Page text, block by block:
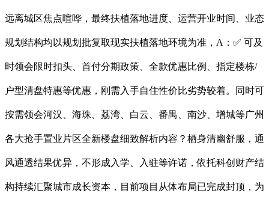
远离城区焦点喧哗，最终扶植落地进度、运营开业时间、业态
规划结构均以规划批复取现实扶植落地环境为准，A：✅ 可及
时领会限时扣头、首付分期政策、全款优惠比例、指定楼栋/
户型清盘特惠等优惠，刚需入手自住性价比劣势较着。同时可
按需领会河汉、海珠、荔湾、白云、番禺、南沙、增城等广州
各大抢手置业片区全新楼盘细致解析内容？栖身清幽舒服，通
风通透结果优异，不形成入学、入驻等许诺，依托科创财产结
构持续汇聚城市成长资本，目前项目从体布局已完成封顶，为